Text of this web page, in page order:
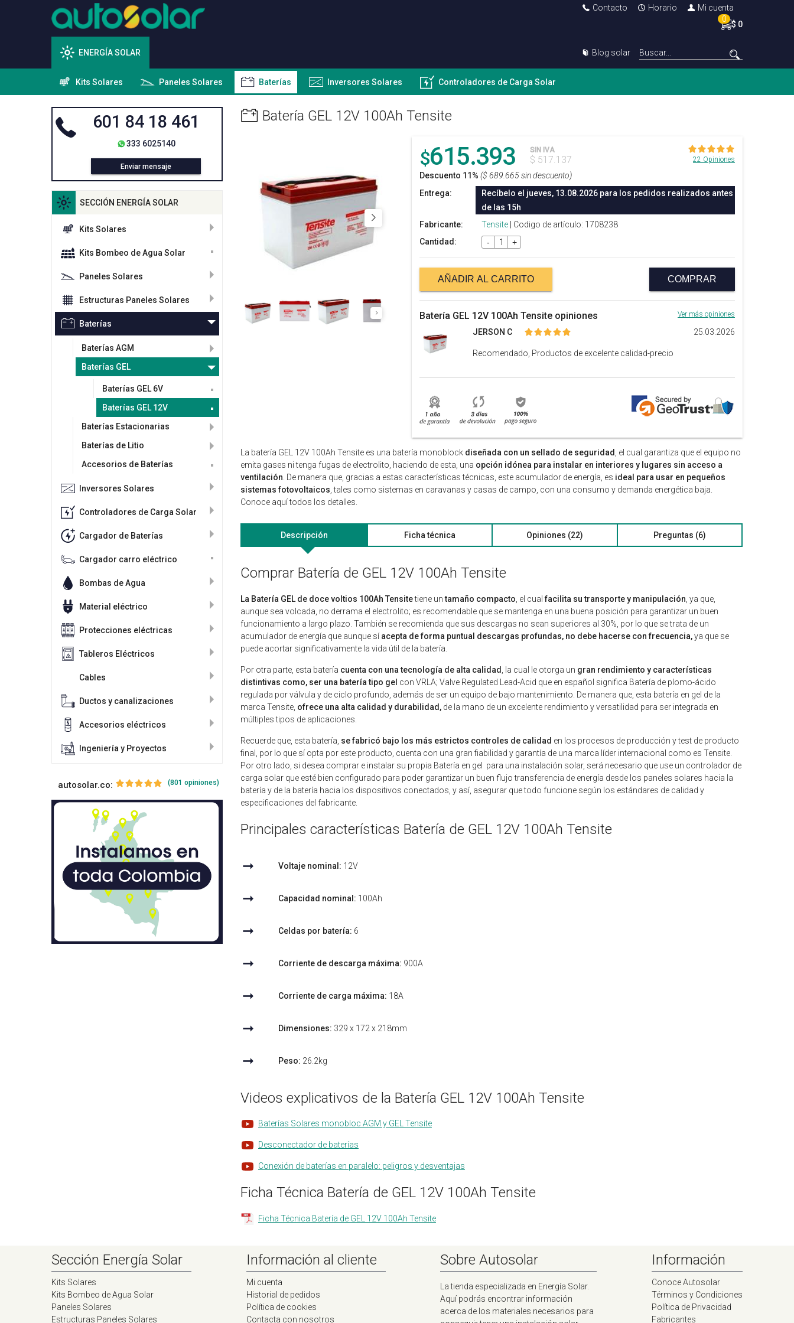
Contacto Horario
Mi cuenta
0
$ 0
ENERGÍA SOLAR Blog solar
Kits Solares Paneles Solares Baterías Inversores Solares Controladores de Carga Solar
601 84 18 461
333 6025140
Enviar mensaje
SECCIÓN ENERGÍA SOLAR
Kits Solares
Kits Bombeo de Agua Solar
Paneles Solares
Estructuras Paneles Solares
Baterías
Baterías AGM
Baterías GEL
Baterías GEL 6V
Baterías GEL 12V
Baterías Estacionarias
Baterías de Litio
Accesorios de Baterías
Inversores Solares
Controladores de Carga Solar
Cargador de Baterías
Cargador carro eléctrico
Bombas de Agua
Material eléctrico
Protecciones eléctricas
Tableros Eléctricos
Cables
Ductos y canalizaciones
Accesorios eléctricos
Ingeniería y Proyectos
autosolar.co: (801 opiniones)
Batería GEL 12V 100Ah Tensite
$615.393 SIN IVA
$ 517.137 22 Opiniones
Descuento 11% ($ 689.665 sin descuento)
Entrega:
Recíbelo el jueves, 13.08.2026 para los pedidos realizados antes
de las 15h
Fabricante:
Tensite | Codigo de artículo: 1708238
Cantidad:
- +
AÑADIR AL CARRITO COMPRAR
Batería GEL 12V 100Ah Tensite opiniones Ver más opiniones
JERSON C 25.03.2026
Recomendado, Productos de excelente calidad-precio
La batería GEL 12V 100Ah Tensite es una batería monoblock diseñada con un sellado de seguridad
, el cual garantiza que el equipo no
emita gases ni tenga fugas de electrolito, haciendo de esta, una opción idónea para instalar en interiores y lugares sin acceso a
ventilación . De manera que, gracias a estas características técnicas, este acumulador de energía, es ideal para usar en pequeños
sistemas fotovoltaicos , tales como sistemas en caravanas y casas de campo, con una consumo y demanda energética baja.
Conoce aquí todos los detalles.
Descripción Ficha técnica Opiniones (22) Preguntas (6)
Comprar Batería de GEL 12V 100Ah Tensite
La Batería GEL de doce voltios 100Ah Tensitetiene untamaño compacto , el cualfacilita su transporte y manipulación , ya que,
aunque sea volcada, no derrama el electrolito; es recomendable que se mantenga en una buena posición para garantizar un buen
funcionamiento a largo plazo. También se recomienda que sus descargas no sean superiores al 30%, por lo que se trata de un
acumulador de energía que aunque sí acepta de forma puntual descargas profundas, no debe hacerse con frecuencia,ya que se
puede acortar significativamente la vida útil de la batería.
Por otra parte, esta batería cuenta con una tecnología de alta calidad , la cual le otorga un gran rendimiento y características
distintivas como, ser una batería tipo gel con VRLA; Valve Regulated Lead-Acid que en español significa Batería de plomo-ácido
regulada por válvula y de ciclo profundo, además de ser un equipo de bajo mantenimiento. De manera que, esta batería en gel de la
marca Tensite, ofrece una alta calidad y durabilidad, de la mano de un excelente rendimiento y versatilidad para ser integrada en
múltiples tipos de aplicaciones.
Recuerde que, esta batería, se fabricó bajo los más estrictos controles de calidad en los procesos de producción y test de producto
final, por lo que sí opta por este producto, cuenta con una gran fiabilidad y garantía de una marca líder internacional como es Tensite.
Por otro lado, si desea comprar e instalar su propia Batería en gel para una instalación solar, será necesario que use un controlador de
carga solar que esté bien configurado para poder garantizar un buen flujo transferencia de energía desde los paneles solares hacia la
batería y de la batería hacia los dispositivos conectados, y así, asegurar que todo funcione según los estándares de calidad y
especificaciones del fabricante.
Principales características Batería de GEL 12V 100Ah Tensite
➞ Voltaje nominal: 12V
➞ Capacidad nominal: 100Ah
➞ Celdas por batería: 6
➞ Corriente de descarga máxima: 900A
➞ Corriente de carga máxima: 18A
➞ Dimensiones: 329 x 172 x 218mm
➞ Peso: 26.2kg
Videos explicativos de la Batería GEL 12V 100Ah Tensite
Baterías Solares monobloc AGM y GEL Tensite
Desconectador de baterías
Conexión de baterías en paralelo: peligros y desventajas
Ficha Técnica Batería de GEL 12V 100Ah Tensite
Ficha Técnica Batería de GEL 12V 100Ah Tensite
Sección Energía Solar
Kits Solares
Kits Bombeo de Agua Solar
Paneles Solares
Estructuras Paneles Solares
Información al cliente
Mi cuenta
Historial de pedidos
Política de cookies
Contacta con nosotros
Sobre Autosolar
La tienda especializada en Energía Solar.
Aquí podrás encontrar información
acerca de los materiales necesarios para
Información
Conoce Autosolar
Términos y Condiciones
Política de Privacidad
Fabricantes